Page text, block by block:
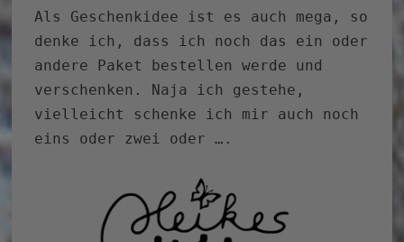
Als Geschenkidee ist es auch mega, so
denke ich, dass ich noch das ein oder
andere Paket bestellen werde und
verschenken. Naja ich gestehe,
vielleicht schenke ich mir auch noch
eins oder zwei oder ….